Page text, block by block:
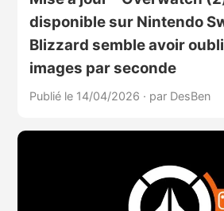
disponible sur Nintendo
Blizzard semble avoir
images par seconde
Publié le 14/04/2026 · par DesBen